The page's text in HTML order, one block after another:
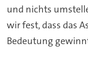
und nichts
wir fest, dass das
Bedeutung